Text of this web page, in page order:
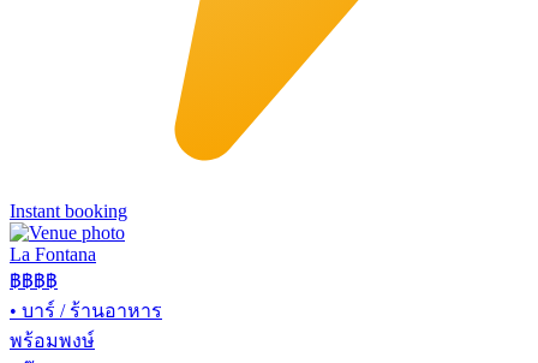
Instant booking
La Fontana
฿฿฿฿
• บาร์ / ร้านอาหาร
พร้อมพงษ์